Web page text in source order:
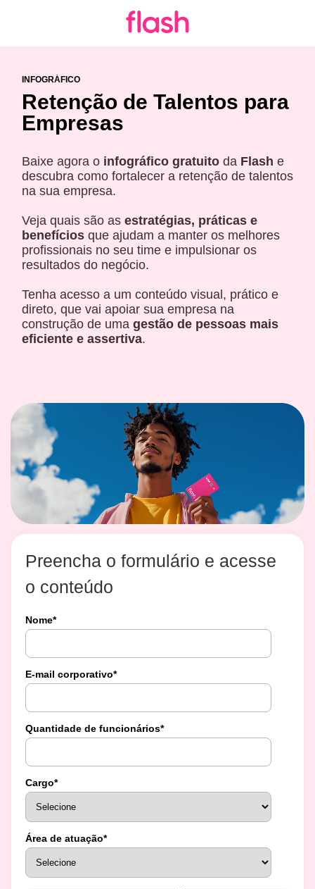
INFOGRÁFICO
Retenção de Talentos para
Empresas
Baixe agora o infográfico gratuito da Flash e
descubra como fortalecer a retenção de talentos
na sua empresa.
Veja quais são as estratégias, práticas e
benefícios que ajudam a manter os melhores
profissionais no seu time e impulsionar os
resultados do negócio.
Tenha acesso a um conteúdo visual, prático e
direto, que vai apoiar sua empresa na
construção de uma gestão de pessoas mais
eficiente e assertiva.
Preencha o formulário e acesse
o conteúdo
Nome*
E-mail corporativo*
Quantidade de funcionários*
Cargo*
Área de atuação*